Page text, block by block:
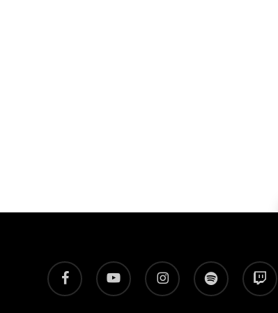
facebook youtube instagram spotify twitch